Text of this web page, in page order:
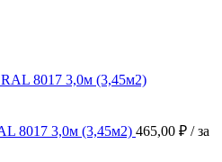
8017 3,0м (3,45м2) 465,00 ₽ / за